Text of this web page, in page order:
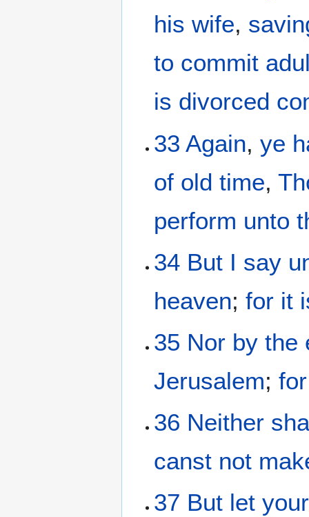
his wife,
to commit
is divorced
33 Again,ye
of old time,
perform unto
34 But I say
heaven;for it
35 Nor by the
Jerusalem;for
36 Neither
canst not
37 But let your